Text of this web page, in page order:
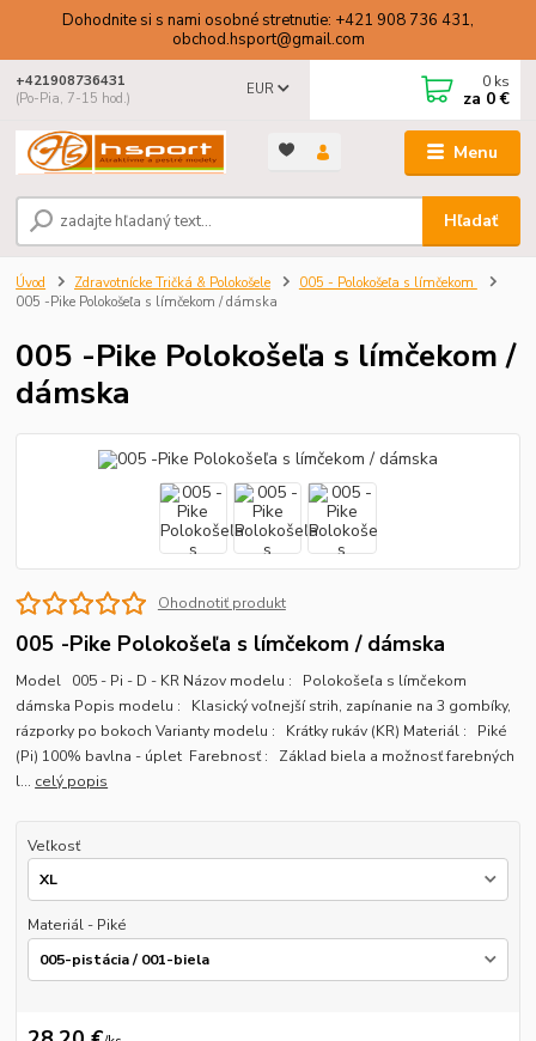
Dohodnite si s nami osobné stretnutie: +421 908 736 431,
obchod.hsport@gmail.com
Menu
EUR
Hľadať
+421908736431
(Po-Pia, 7-15 hod.)
0 ks
za 0 €
Úvod Zdravotnícke Tričká & Polokošele
005 - Polokošeľa s límčekom
005 -Pike Polokošeľa s límčekom / dámska
005 -Pike Polokošeľa s límčekom /
dámska
Ohodnotiť produkt
005 -Pike Polokošeľa s límčekom / dámska
Model 005 - Pi - D - KR Názov modelu : Polokošeľa s límčekom
dámska Popis modelu : Klasický voľnejší strih, zapínanie na 3 gombíky,
rázporky po bokoch Varianty modelu : Krátky rukáv (KR) Materiál : Piké
(Pi) 100% bavlna - úplet Farebnosť : Základ biela a možnosť farebných
l... celý popis
Veľkosť
Materiál - Piké